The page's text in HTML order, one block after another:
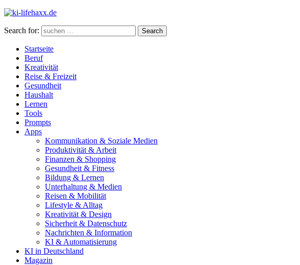
Search for: Search
Startseite
Beruf
Kreativität
Reise & Freizeit
Gesundheit
Haushalt
Lernen
Tools
Prompts
Apps
Kommunikation & Soziale Medien
Produktivität & Arbeit
Finanzen & Shopping
Gesundheit & Fitness
Bildung & Lernen
Unterhaltung & Medien
Reisen & Mobilität
Lifestyle & Alltag
Kreativität & Design
Sicherheit & Datenschutz
Nachrichten & Information
KI & Automatisierung
KI in Deutschland
Magazin